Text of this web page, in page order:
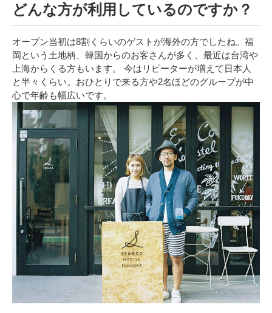
どんな方が利用しているのですか？
オープン当初は8割くらいのゲストが海外の方でしたね。福
岡という土地柄、韓国からのお客さんが多く、最近は台湾や
上海からくる方もいます。
今はリピーターが増えて日本人
と半々くらい。おひとりで来る方や2名ほどのグループが中
心で年齢も幅広いです。